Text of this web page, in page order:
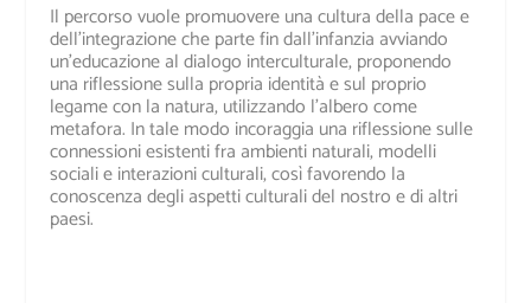
Il percorso vuole promuovere una cultura della pace e
dell’integrazione che parte fin dall’infanzia avviando
un’educazione al dialogo interculturale, proponendo
una riflessione sulla propria identità e sul proprio
legame con la natura, utilizzando l’albero come
metafora. In tale modo incoraggia una riflessione sulle
connessioni esistenti fra ambienti naturali, modelli
sociali e interazioni culturali, così favorendo la
conoscenza degli aspetti culturali del nostro e di altri
paesi.